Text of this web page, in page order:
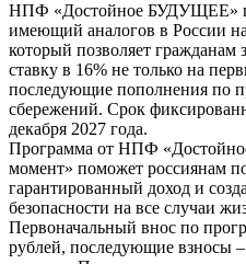
НПФ «Достойное БУДУЩЕЕ»
имеющий аналогов в России
который позволяет гражданам
ставку в 16% не только на
последующие пополнения по
сбережений. Срок
декабря 2027 года.
Программа от НПФ
момент» поможет россиянам
гарантированный доход и
безопасности на все случаи
Первоначальный внос по
рублей, последующие взносы